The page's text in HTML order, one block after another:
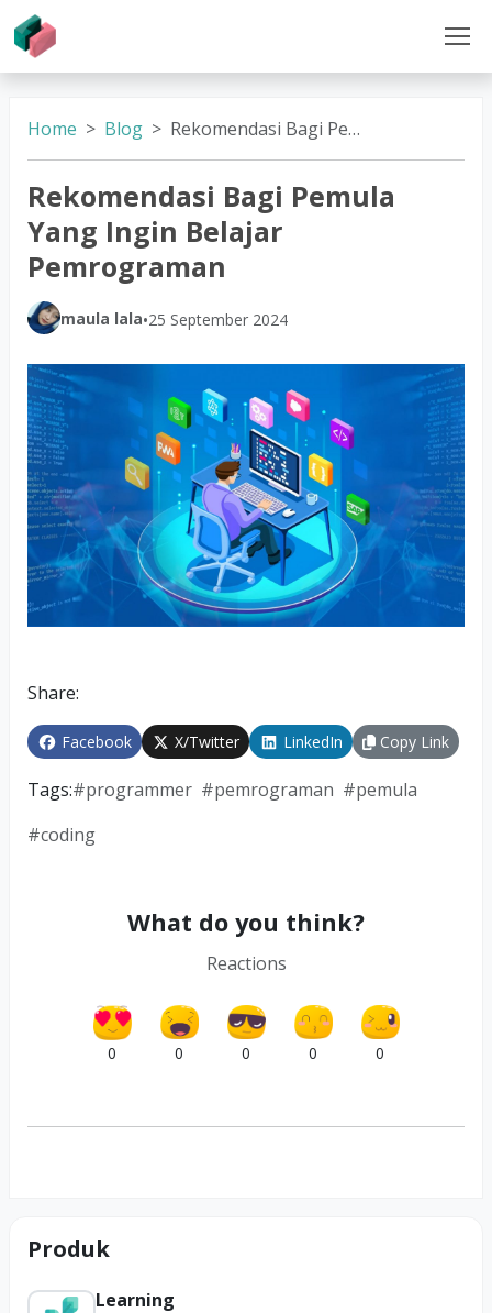
Home Blog Rekomendasi Bagi Pemula Yang Ingin Belajar Pemrograman
Rekomendasi Bagi Pemula
Yang Ingin Belajar
Pemrograman
maula lala•25 September 2024
Share:
Facebook X/Twitter LinkedIn Copy Link
Tags:#programmer #pemrograman #pemula
#coding
What do you think?
Reactions
0 0 0 0 0
Produk
Learning